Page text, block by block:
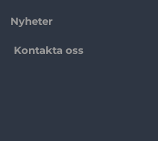
Nyheter
Kontakta oss